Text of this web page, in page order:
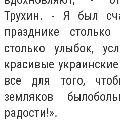
Трухин. - Я был
празднике
столько улыбок,
красивые
все для того,
земляков
радости!».